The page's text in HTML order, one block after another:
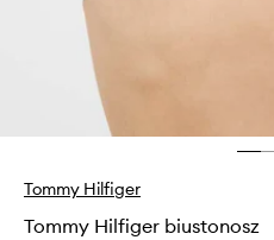
Tommy Hilfiger
Tommy Hilfiger biustonosz